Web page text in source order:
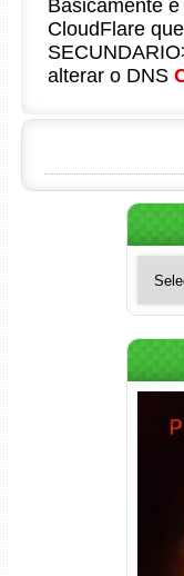
Basicamente
CloudFlare
alterar o DNS